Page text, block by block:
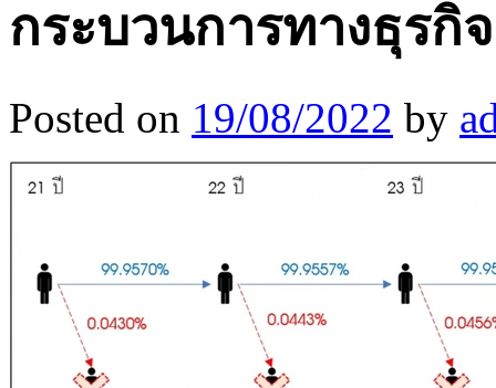
กระบวนการทางธุรกิจ
Posted on 19/08/2022 by